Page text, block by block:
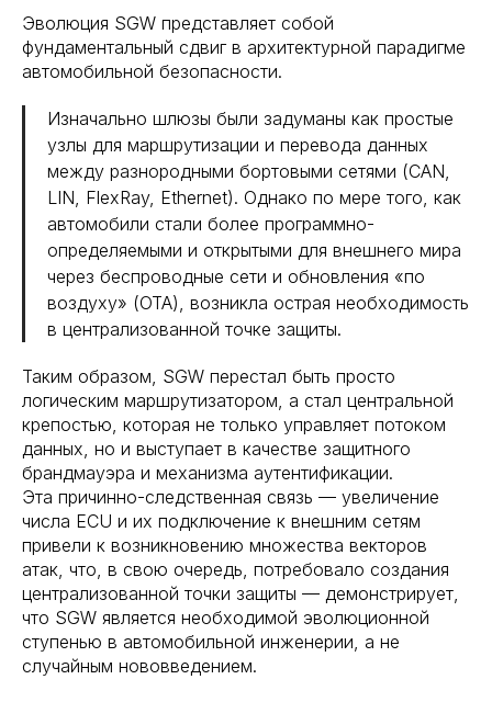
Эволюция SGW представляет собой
фундаментальный сдвиг в архитектурной парадигме
автомобильной безопасности.
Изначально шлюзы были задуманы как простые
узлы для маршрутизации и перевода данных
между разнородными бортовыми сетями (CAN,
LIN, FlexRay, Ethernet). Однако по мере того, как
автомобили стали более программно-
определяемыми и открытыми для внешнего мира
через беспроводные сети и обновления «по
воздуху» (OTA), возникла острая необходимость
в централизованной точке защиты.
Таким образом, SGW перестал быть просто
логическим маршрутизатором, а стал центральной
крепостью, которая не только управляет потоком
данных, но и выступает в качестве защитного
брандмауэра и механизма аутентификации.
Эта причинно-следственная связь — увеличение
числа ECU и их подключение к внешним сетям
привели к возникновению множества векторов
атак, что, в свою очередь, потребовало создания
централизованной точки защиты — демонстрирует,
что SGW является необходимой эволюционной
ступенью в автомобильной инженерии, а не
случайным нововведением.